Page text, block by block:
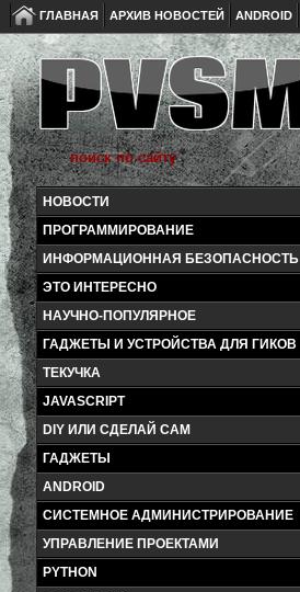
ГЛАВНАЯ АРХИВ НОВОСТЕЙ ANDROID
НОВОСТИ
ПРОГРАММИРОВАНИЕ
ИНФОРМАЦИОННАЯ БЕЗОПАСНОСТЬ
ЭТО ИНТЕРЕСНО
НАУЧНО-ПОПУЛЯРНОЕ
ГАДЖЕТЫ И УСТРОЙСТВА ДЛЯ ГИКОВ
ТЕКУЧКА
JAVASCRIPT
DIY ИЛИ СДЕЛАЙ САМ
ГАДЖЕТЫ
ANDROID
СИСТЕМНОЕ АДМИНИСТРИРОВАНИЕ
УПРАВЛЕНИЕ ПРОЕКТАМИ
PYTHON